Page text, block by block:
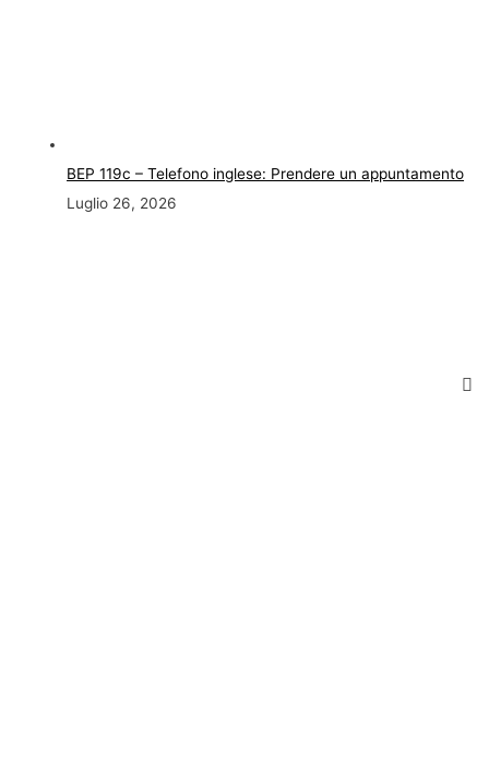
BEP 119c – Telefono inglese: Prendere un appuntamento
Luglio 26, 2026